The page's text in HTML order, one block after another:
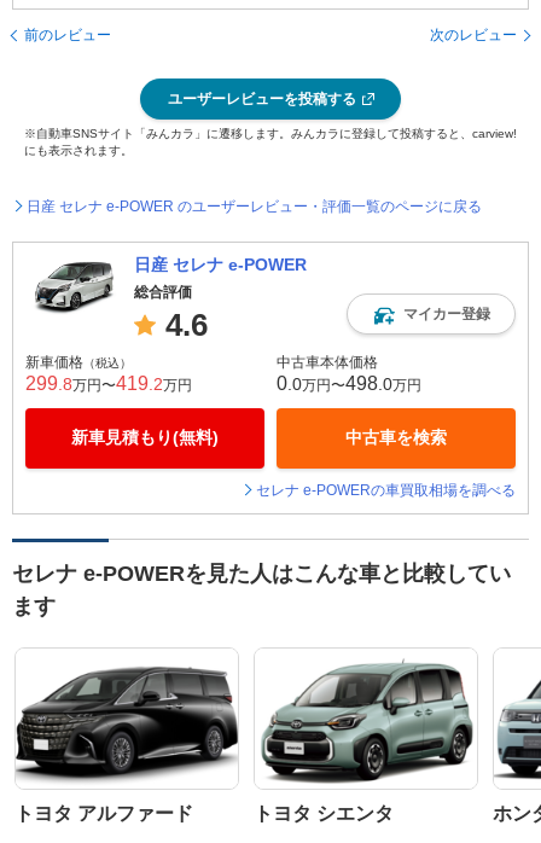
前のレビュー 次のレビュー
ユーザーレビューを投稿する
※自動車SNSサイト「みんカラ」に遷移します。みんカラに登録して投稿すると、carview!
にも表示されます。
日産 セレナ e-POWER のユーザーレビュー・評価一覧のページに戻る
日産 セレナ e-POWER
総合評価
4.6 マイカー登録
新車価格 （税込）
299 .8万円〜419 .2万円
新車見積もり(無料)
中古車本体価格
0 .0万円〜498 .0万円
中古車を検索
セレナ e-POWERの車買取相場を調べる
セレナ e-POWERを見た人はこんな車と比較してい
ます
トヨタ アルファード トヨタ シエンタ ホン